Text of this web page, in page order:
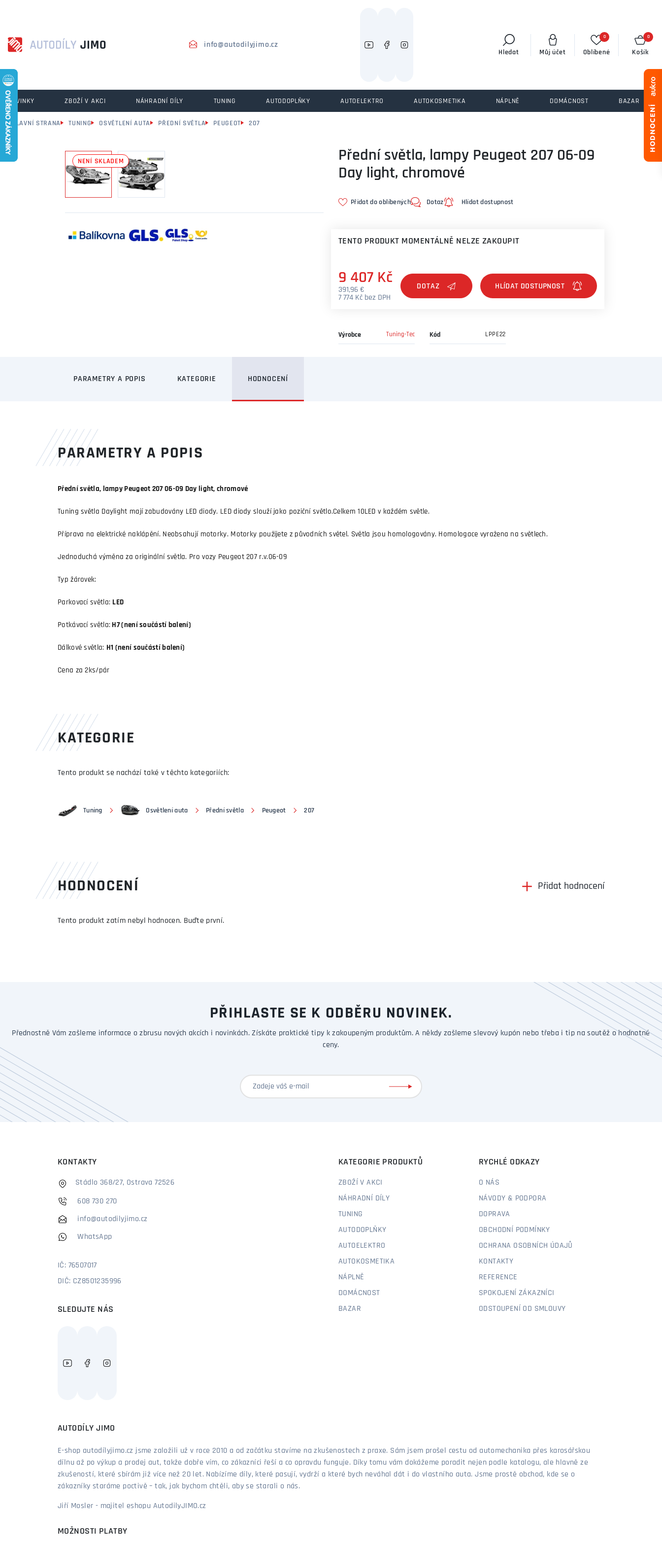
info@autodilyjimo.cz
Hledat Můj účet
0
Oblíbené
0
Košík
NOVINKY ZBOŽÍ V AKCI NÁHRADNÍ DÍLY TUNING AUTODOPLŇKY AUTOELEKTRO AUTOKOSMETIKA NÁPLNĚ DOMÁCNOST BAZAR
HLAVNÍ STRANA TUNING OSVĚTLENÍ AUTA PŘEDNÍ SVĚTLA PEUGEOT 207
NENÍ SKLADEM
Přední světla, lampy Peugeot 207 06-09
Day light, chromové
Přidat do oblíbených Dotaz Hlídat dostupnost
TENTO PRODUKT MOMENTÁLNĚ NELZE ZAKOUPIT
9 407 Kč
391,96 €
7 774 Kč bez DPH
DOTAZ
Výrobce Tuning-Tec Kód LPPE22
PARAMETRY A POPIS KATEGORIE HODNOCENÍ
PARAMETRY A POPIS
Přední světla, lampy Peugeot 207 06-09 Day light, chromové
Tuning světla Daylight mají zabudovány LED diody. LED diody slouží jako poziční světlo.Celkem 10LED v každém světle.
Příprava na elektrické naklápění. Neobsahují motorky. Motorky použijete z původních světel. Světla jsou homologovány. Homologace vyražena na světlech.
Jednoduchá výměna za originální světla. Pro vozy Peugeot 207 r.v.06-09
Typ žárovek:
Parkovací světla: LED
Potkávací světla: H7 (není součástí balení)
Dálkové světla: H1 (není součástí balení)
Cena za 2ks/pár
KATEGORIE
Tento produkt se nachází také v těchto kategoriích:
Tuning Osvětlení auta Přední světla Peugeot 207
HODNOCENÍ Přidat hodnocení
Tento produkt zatím nebyl hodnocen. Buďte první.
PŘIHLASTE SE K ODBĚRU NOVINEK.
Přednostně Vám zašleme informace o zbrusu nových akcích i novinkách. Získáte praktické tipy k zakoupeným produktům. A někdy zašleme slevový kupón nebo třeba i tip na soutěž o hodnotné
ceny.
KONTAKTY
Stádlo 368/27, Ostrava 72526
608 730 270
info@autodilyjimo.cz
WhatsApp
IČ: 76507017
DIČ: CZ8501235996
SLEDUJTE NÁS
KATEGORIE PRODUKTŮ
ZBOŽÍ V AKCI
NÁHRADNÍ DÍLY
TUNING
AUTODOPLŇKY
AUTOELEKTRO
AUTOKOSMETIKA
NÁPLNĚ
DOMÁCNOST
BAZAR
RYCHLÉ ODKAZY
O NÁS
NÁVODY & PODPORA
DOPRAVA
OBCHODNÍ PODMÍNKY
OCHRANA OSOBNÍCH ÚDAJŮ
KONTAKTY
REFERENCE
SPOKOJENÍ ZÁKAZNÍCI
ODSTOUPENÍ OD SMLOUVY
AUTODÍLY JIMO
E-shop autodílyjimo.cz jsme založili už v roce 2010 a od začátku stavíme na zkušenostech z praxe. Sám jsem prošel cestu od automechanika přes karosářskou
dílnu až po výkup a prodej aut, takže dobře vím, co zákazníci řeší a co opravdu funguje. Díky tomu vám dokážeme poradit nejen podle katalogu, ale hlavně ze
zkušeností, které sbírám již více než 20 let. Nabízíme díly, které pasují, vydrží a které bych neváhal dát i do vlastního auta. Jsme prostě obchod, kde se o
zákazníky staráme poctivě – tak, jak bychom chtěli, aby se starali o nás.
Jiří Mosler - majitel eshopu AutodilyJIMO.cz
MOŽNOSTI PLATBY
Můžeme vám pomoci něco najít?